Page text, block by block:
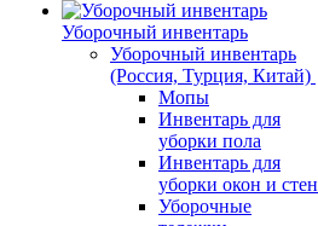
Уборочный инвентарь
Уборочный инвентарь
(Россия, Турция, Китай)
Мопы
Инвентарь для
уборки пола
Инвентарь для
уборки окон и стен
Уборочные